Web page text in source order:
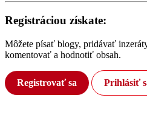
Registráciou získate:
Môžete písať blogy, pridávať
komentovať a hodnotiť obsah.
Registrovať sa Prihlásiť